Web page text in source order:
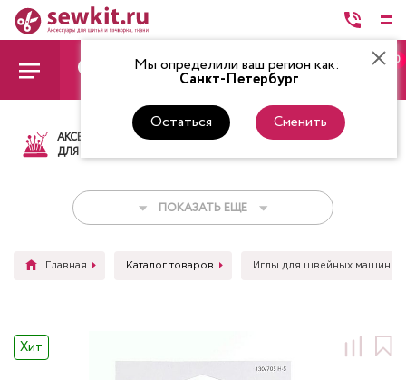
Мы определили ваш регион как:
Санкт-Петербург
Остаться Сменить
0
АКСЕССУАРЫ
ДЛЯ ШИТЬЯ
ТКАНИ НИТКИ
ПОКАЗАТЬ ЕЩЕ
Главная Каталог товаров Иглы для швейных машин
Хит